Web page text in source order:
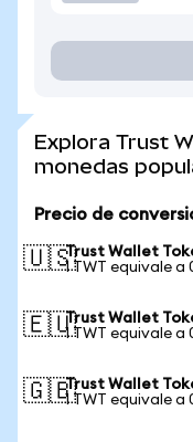
Explora Trust
monedas
Precio de
🇺🇸Trust Wallet
1 TWT equivale a
🇪🇺Trust Wallet
1 TWT equivale
🇬🇧Trust Wallet
1 TWT equivale a